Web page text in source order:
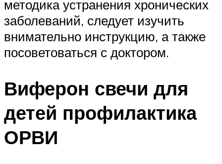
методика устранения хронических
заболеваний, следует изучить
внимательно инструкцию, а также
посоветоваться с доктором.
Виферон свечи для
детей профилактика
ОРВИ